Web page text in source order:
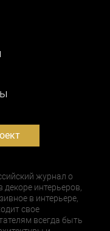
журнал о
декоре интерьеров,
в интерьере,
свое
всегда быть